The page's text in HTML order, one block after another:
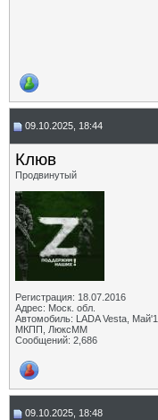
09.10.2025, 18:44
Клюв
Продвинутый
Регистрация: 18.07.2016
Адрес: Моск. обл.
Автомобиль: LADA Vesta,
МКПП, ЛюксММ
Сообщений: 2,686
09.10.2025, 18:48